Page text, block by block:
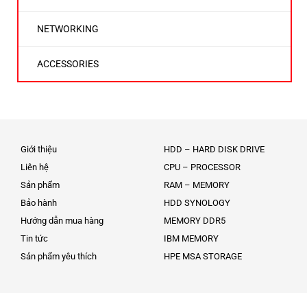
NETWORKING
ACCESSORIES
Giới thiệu
Liên hệ
Sản phẩm
Bảo hành
Hướng dẫn mua hàng
Tin tức
Sản phẩm yêu thích
HDD – HARD DISK DRIVE
CPU – PROCESSOR
RAM – MEMORY
HDD SYNOLOGY
MEMORY DDR5
IBM MEMORY
HPE MSA STORAGE